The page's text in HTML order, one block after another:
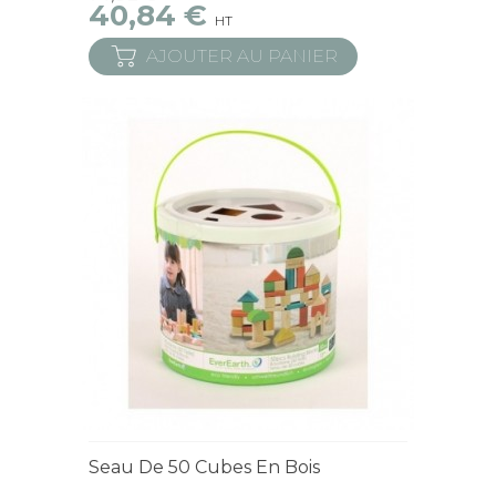
40,84 € HT
AJOUTER AU PANIER
Seau De 50 Cubes En Bois